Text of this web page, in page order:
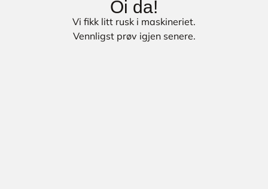
Oi da!
Vi fikk litt rusk i maskineriet.
Vennligst prøv igjen senere.